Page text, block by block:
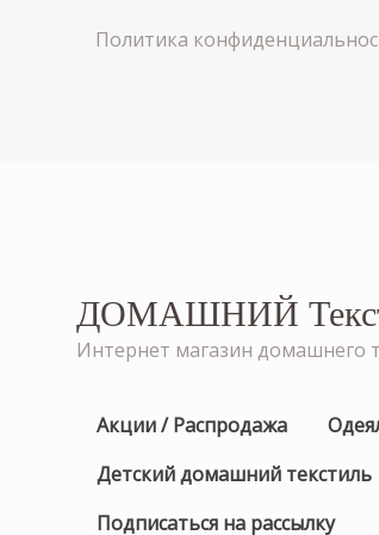
Политика
ДОМАШНИЙ
Интернет магазин домашнего
Акции / Распродажа
Детский домашний текстиль
Подписаться на рассылку